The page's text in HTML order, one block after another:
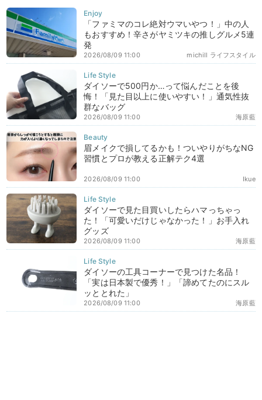
「ファミマのコレ絶対ウマいやつ！」中の人
もおすすめ！辛さがヤミツキの推しグルメ5連
発
michill ライフスタイル
2026/08/09 11:00
ダイソーで500円か…って悩んだことを後
悔！「見た目以上に使いやすい！」通気性抜
群なバッグ
海原藍
2026/08/09 11:00
眉メイクで損してるかも！ついやりがちなNG
習慣とプロが教える正解テク4選
Ikue
2026/08/09 11:00
ダイソーで見た目買いしたらハマっちゃっ
た！「可愛いだけじゃなかった！」お手入れ
グッズ
海原藍
2026/08/09 11:00
ダイソーの工具コーナーで見つけた名品！
「実は日本製で優秀！」「諦めてたのにスル
ッととれた」
海原藍
2026/08/09 11:00